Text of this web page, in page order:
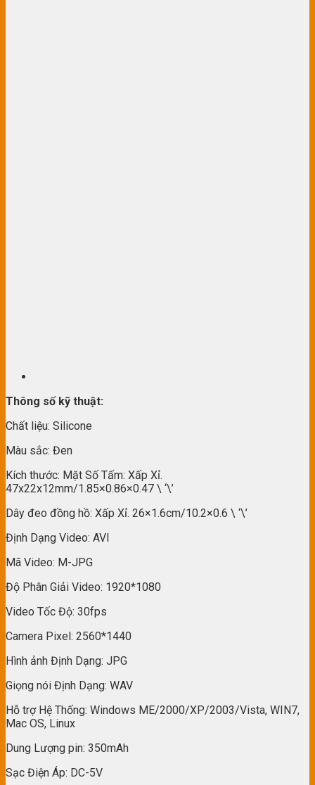
Thông số kỹ thuật:
Chất liệu: Silicone
Màu sắc: Đen
Kích thước: Mặt Số Tấm: Xấp Xỉ.
47x22x12mm/1.85×0.86×0.47 \ ‘\’
Dây đeo đồng hồ: Xấp Xỉ. 26×1.6cm/10.2×0.6 \ ‘\’
Định Dạng Video: AVI
Mã Video: M-JPG
Độ Phân Giải Video: 1920*1080
Video Tốc Độ: 30fps
Camera Pixel: 2560*1440
Hình ảnh Định Dạng: JPG
Giọng nói Định Dạng: WAV
Hỗ trợ Hệ Thống: Windows ME/2000/XP/2003/Vista, WIN7,
Mac OS, Linux
Dung Lượng pin: 350mAh
Sạc Điện Áp: DC-5V